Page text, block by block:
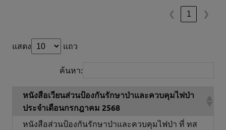
❮ 1 ❯
แสดง แถว
ค้นหา:
หนังสือเวียนส่วนป้องกันรักษาป่าและควบคุมไฟป่า
ประจำเดือนกรกฎาคม 2568
หนังสือส่วนป้องกันรักษาป่าและควบคุมไฟป่า ที่ ทส